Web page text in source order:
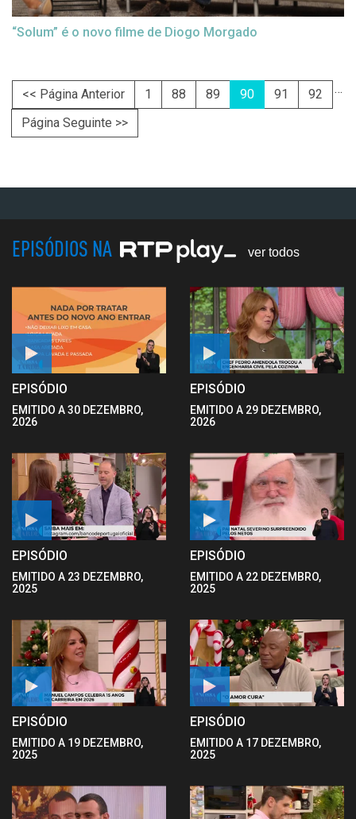
“Solum” é o novo filme de Diogo Morgado
<< Página Anterior 1 …
88 89 90 91
92
Página Seguinte >>
EPISÓDIOS NA ver todos
EPISÓDIO
EMITIDO A 30 DEZEMBRO,
2026
EPISÓDIO
EMITIDO A 29 DEZEMBRO,
2026
EPISÓDIO
EMITIDO A 23 DEZEMBRO,
2025
EPISÓDIO
EMITIDO A 22 DEZEMBRO,
2025
EPISÓDIO
EMITIDO A 19 DEZEMBRO,
2025
EPISÓDIO
EMITIDO A 17 DEZEMBRO,
2025